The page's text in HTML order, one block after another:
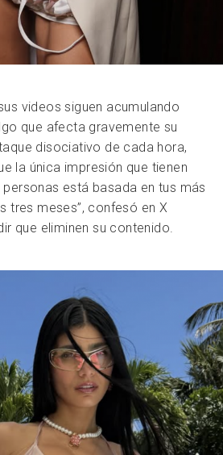
videos siguen acumulando
que afecta gravemente su
disociativo de cada hora,
la única impresión que tienen
está basada en tus más
tres meses”, confesó en X
que eliminen su contenido.